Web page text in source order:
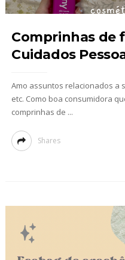
Comprinhas de
Cuidados
Amo assuntos relacionados a
etc. Como boa consumidora
comprinhas de ...
Shares